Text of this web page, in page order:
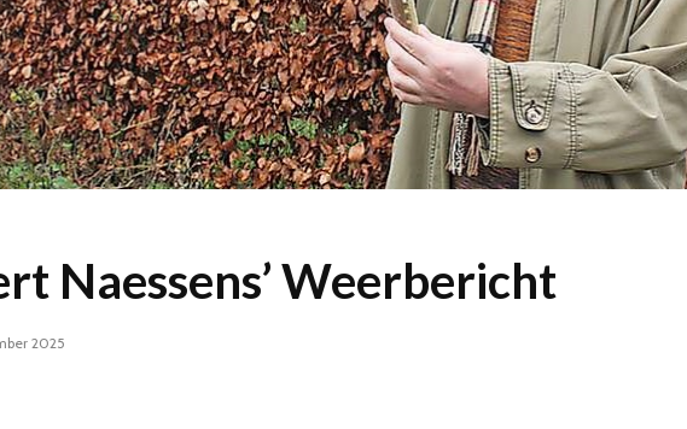
Naessens’ Weerbericht
2025